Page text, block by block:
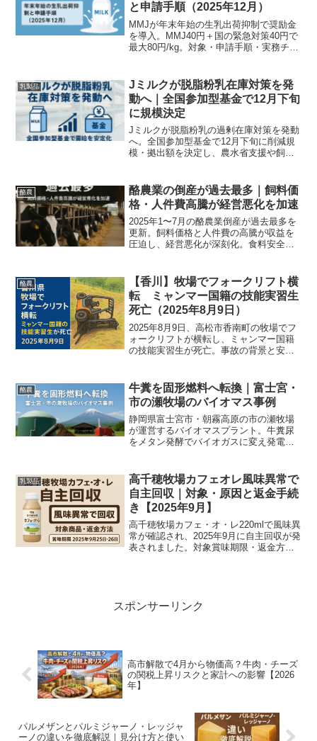
と申請手順（2025年12月）
MMJが年末年始の生乳出荷抑制で奨励金
を導入。MMJ40円＋国の緊急対策40円で
最大80円/kg。対象・申請手順・実務チェ
乳製品
Jミルクが脱脂粉乳在庫対策を発
動へ｜全国参加型基金で12月下旬
に規模決定
Jミルクが脱脂粉乳の過剰在庫対策を発動
へ。全国参加型基金で12月下旬に削減規
模・拠出額を決定し、農水省支援や飼料
やすく解説します。現場の対応策や今後
の見通しも整理。
酪農
酪農業の倒産が過去最多｜飼料価
格・人件費高騰が経営悪化を加速
2025年1〜7月の酪農業倒産が過去最多を
更新。飼料価格と人件費の高騰が収益を
圧迫し、経営悪化が深刻化。食料安全保
酪農
【香川】牧場でフォークリフト横
転 ミャンマー国籍の技能実習生
死亡（2025年8月9日）
2025年8月9日、高松市香南町の牧場でフ
ォークリフトが横転し、ミャンマー国籍
の技能実習生が死亡。事故の背景と安全
酪農
牛糞を固形燃料へ転換｜富士宮・
市の瀬牧場のバイオマス事例
静岡県富士宮市・朝霧高原の市の瀬牧場
が運営するバイオマスプラント。牛糞尿
をメタン発酵でバイオガスに変え発電
場経営の安定化を両立する実践事例を現
場目線で解説。
乳製品
高千穂牧場カフェオレ風味異常で
自主回収｜対象・原因と返金手続
き【2025年9月】
高千穂牧場カフェ・オ・レ220mlで風味異
常が確認され、2025年9月に自主回収が発
表されました。対象賞味期限・返金方
スポンサーリンク
高市解散で4月から物価高？牛肉・チーズ
の関税上昇リスクと家計への影響【2026
年】
パルメザンとパルミジャーノ・レッジャ
ーノの違いを徹底解説｜見分け方と使い